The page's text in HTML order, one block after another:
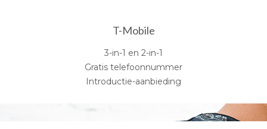
T-Mobile
3-in-1 en 2-in-1
Gratis telefoonnummer
Introductie-aanbieding